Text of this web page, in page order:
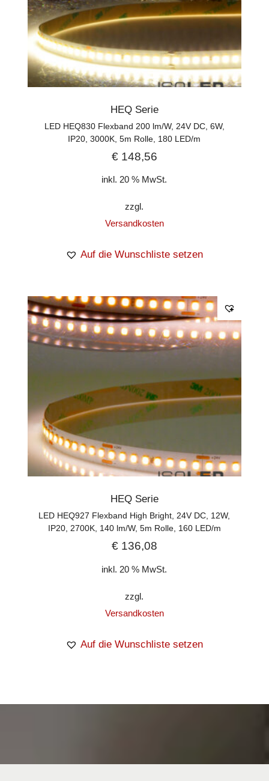
HEQ Serie
LED HEQ830 Flexband 200 lm/W, 24V DC, 6W,
IP20, 3000K, 5m Rolle, 180 LED/m
€148,56
inkl. 20 % MwSt.
zzgl.
Versandkosten
Auf die Wunschliste setzen
HEQ Serie
LED HEQ927 Flexband High Bright, 24V DC, 12W,
IP20, 2700K, 140 lm/W, 5m Rolle, 160 LED/m
€136,08
inkl. 20 % MwSt.
zzgl.
Versandkosten
Auf die Wunschliste setzen